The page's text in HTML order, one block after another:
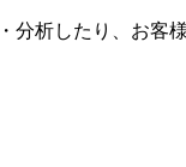
析したり、お客